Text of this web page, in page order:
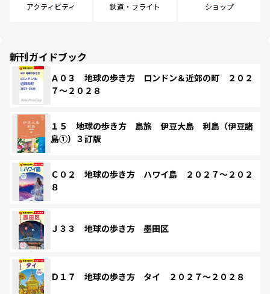
アクティビティ 鉄道・フライト ショップ
新刊ガイドブック
Ａ０３ 地球の歩き方 ロンドン＆近郊の町 ２０２
７～２０２８
１５ 地球の歩き方 島旅 伊豆大島 利島（伊豆諸
島①）３訂版
Ｃ０２ 地球の歩き方 ハワイ島 ２０２７～２０２
８
Ｊ３３ 地球の歩き方 墨田区
Ｄ１７ 地球の歩き方 タイ ２０２７～２０２８